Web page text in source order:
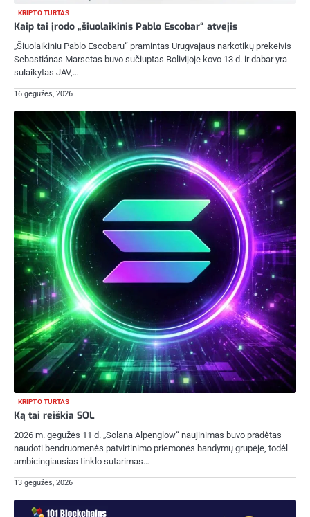
KRIPTO TURTAS
Kaip tai įrodo „šiuolaikinis Pablo Escobar“ atvejis
„Šiuolaikiniu Pablo Escobaru“ pramintas Urugvajaus narkotikų prekeivis
Sebastiánas Marsetas buvo sučiuptas Bolivijoje kovo 13 d. ir dabar yra
sulaikytas JAV,…
16 gegužės, 2026
KRIPTO TURTAS
Ką tai reiškia SOL
2026 m. gegužės 11 d. „Solana Alpenglow“ naujinimas buvo pradėtas
naudoti bendruomenės patvirtinimo priemonės bandymų grupėje, todėl
ambicingiausias tinklo sutarimas…
13 gegužės, 2026